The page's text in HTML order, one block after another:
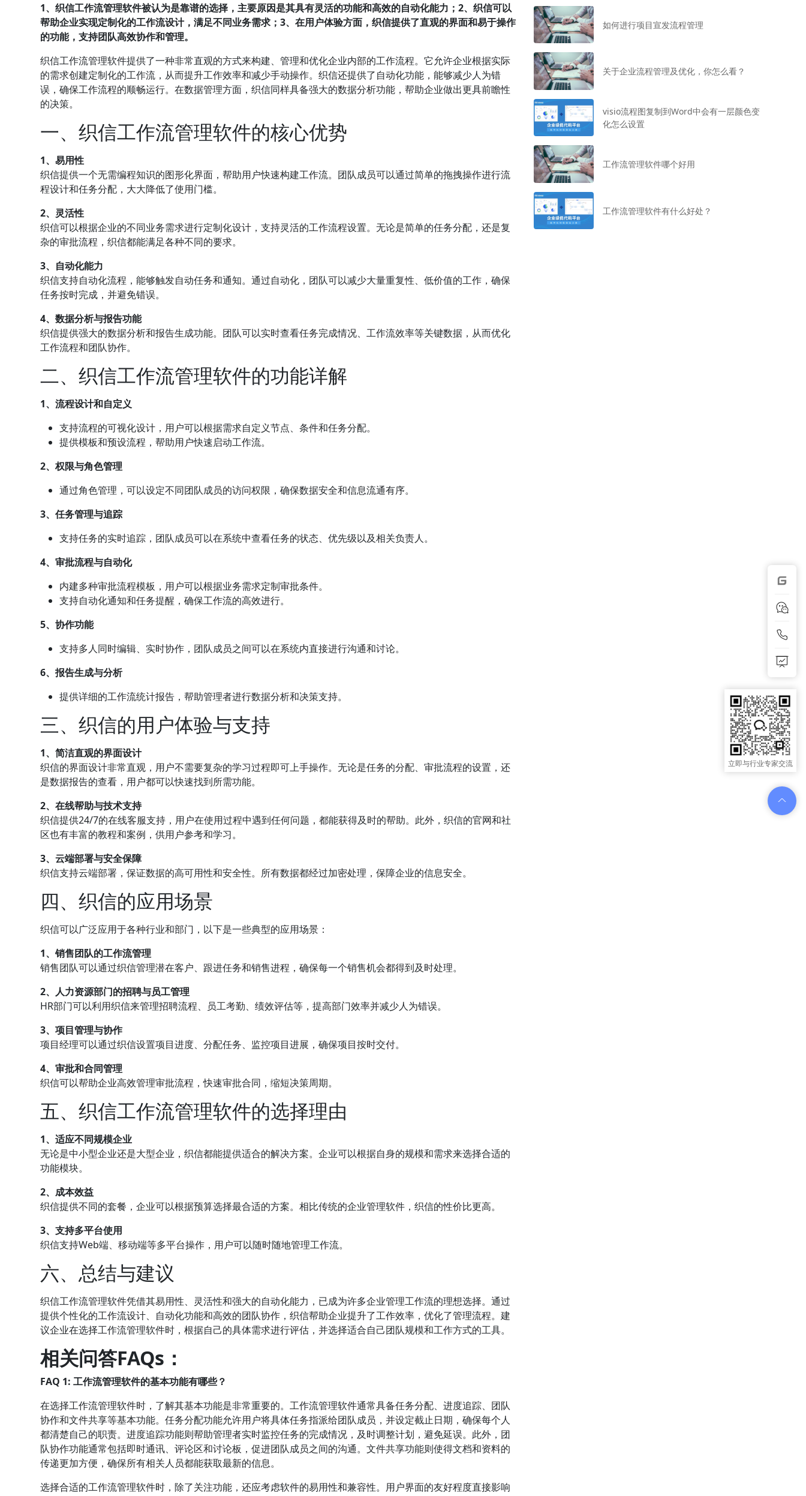
1、织信工作流管理软件被认为是靠谱的选择，主要原因是其具有灵活的功能和高效的自动化能力；2、织信可以
帮助企业实现定制化的工作流设计，满足不同业务需求；3、在用户体验方面，织信提供了直观的界面和易于操作
的功能，支持团队高效协作和管理。
织信工作流管理软件提供了一种非常直观的方式来构建、管理和优化企业内部的工作流程。它允许企业根据实际
的需求创建定制化的工作流，从而提升工作效率和减少手动操作。织信还提供了自动化功能，能够减少人为错
误，确保工作流程的顺畅运行。在数据管理方面，织信同样具备强大的数据分析功能，帮助企业做出更具前瞻性
的决策。
一、织信工作流管理软件的核心优势
1、易用性
织信提供一个无需编程知识的图形化界面，帮助用户快速构建工作流。团队成员可以通过简单的拖拽操作进行流
程设计和任务分配，大大降低了使用门槛。
2、灵活性
织信可以根据企业的不同业务需求进行定制化设计，支持灵活的工作流程设置。无论是简单的任务分配，还是复
杂的审批流程，织信都能满足各种不同的要求。
3、自动化能力
织信支持自动化流程，能够触发自动任务和通知。通过自动化，团队可以减少大量重复性、低价值的工作，确保
任务按时完成，并避免错误。
4、数据分析与报告功能
织信提供强大的数据分析和报告生成功能。团队可以实时查看任务完成情况、工作流效率等关键数据，从而优化
工作流程和团队协作。
二、织信工作流管理软件的功能详解
1、流程设计和自定义
支持流程的可视化设计，用户可以根据需求自定义节点、条件和任务分配。
提供模板和预设流程，帮助用户快速启动工作流。
2、权限与角色管理
通过角色管理，可以设定不同团队成员的访问权限，确保数据安全和信息流通有序。
3、任务管理与追踪
支持任务的实时追踪，团队成员可以在系统中查看任务的状态、优先级以及相关负责人。
4、审批流程与自动化
内建多种审批流程模板，用户可以根据业务需求定制审批条件。
支持自动化通知和任务提醒，确保工作流的高效进行。
5、协作功能
支持多人同时编辑、实时协作，团队成员之间可以在系统内直接进行沟通和讨论。
6、报告生成与分析
提供详细的工作流统计报告，帮助管理者进行数据分析和决策支持。
三、织信的用户体验与支持
1、简洁直观的界面设计
织信的界面设计非常直观，用户不需要复杂的学习过程即可上手操作。无论是任务的分配、审批流程的设置，还
是数据报告的查看，用户都可以快速找到所需功能。
2、在线帮助与技术支持
织信提供24/7的在线客服支持，用户在使用过程中遇到任何问题，都能获得及时的帮助。此外，织信的官网和社
区也有丰富的教程和案例，供用户参考和学习。
3、云端部署与安全保障
织信支持云端部署，保证数据的高可用性和安全性。所有数据都经过加密处理，保障企业的信息安全。
四、织信的应用场景
织信可以广泛应用于各种行业和部门，以下是一些典型的应用场景：
1、销售团队的工作流管理
销售团队可以通过织信管理潜在客户、跟进任务和销售进程，确保每一个销售机会都得到及时处理。
2、人力资源部门的招聘与员工管理
HR部门可以利用织信来管理招聘流程、员工考勤、绩效评估等，提高部门效率并减少人为错误。
3、项目管理与协作
项目经理可以通过织信设置项目进度、分配任务、监控项目进展，确保项目按时交付。
4、审批和合同管理
织信可以帮助企业高效管理审批流程，快速审批合同，缩短决策周期。
五、织信工作流管理软件的选择理由
1、适应不同规模企业
无论是中小型企业还是大型企业，织信都能提供适合的解决方案。企业可以根据自身的规模和需求来选择合适的
功能模块。
2、成本效益
织信提供不同的套餐，企业可以根据预算选择最合适的方案。相比传统的企业管理软件，织信的性价比更高。
3、支持多平台使用
织信支持Web端、移动端等多平台操作，用户可以随时随地管理工作流。
六、总结与建议
织信工作流管理软件凭借其易用性、灵活性和强大的自动化能力，已成为许多企业管理工作流的理想选择。通过
提供个性化的工作流设计、自动化功能和高效的团队协作，织信帮助企业提升了工作效率，优化了管理流程。建
议企业在选择工作流管理软件时，根据自己的具体需求进行评估，并选择适合自己团队规模和工作方式的工具。
相关问答FAQs：
FAQ 1: 工作流管理软件的基本功能有哪些？
在选择工作流管理软件时，了解其基本功能是非常重要的。工作流管理软件通常具备任务分配、进度追踪、团队
协作和文件共享等基本功能。任务分配功能允许用户将具体任务指派给团队成员，并设定截止日期，确保每个人
都清楚自己的职责。进度追踪功能则帮助管理者实时监控任务的完成情况，及时调整计划，避免延误。此外，团
队协作功能通常包括即时通讯、评论区和讨论板，促进团队成员之间的沟通。文件共享功能则使得文档和资料的
传递更加方便，确保所有相关人员都能获取最新的信息。
选择合适的工作流管理软件时，除了关注功能，还应考虑软件的易用性和兼容性。用户界面的友好程度直接影响
如何进行项目宣发流程管理
关于企业流程管理及优化，你怎么看？
visio流程图复制到Word中会有一层颜色变
化怎么设置
工作流管理软件哪个好用
工作流管理软件有什么好处？
立即与行业专家交流